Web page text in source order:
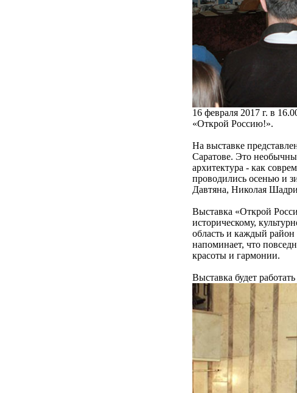
16 февраля 2017 г. в
«Открой Россию!».
На выставке
Саратове. Это
архитектура - как
проводились осенью и
Давтяна, Николая
Выставка «Открой
историческому,
область и каждый
напоминает, что
красоты и гармонии.
Выставка будет